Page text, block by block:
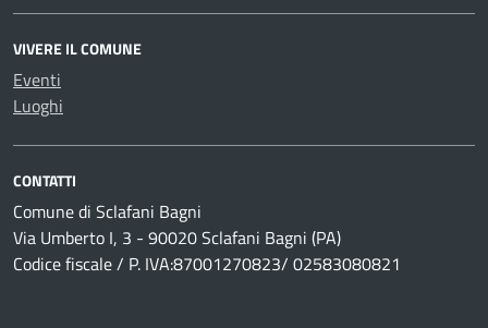
VIVERE IL COMUNE
Eventi
Luoghi
CONTATTI
Comune di Sclafani Bagni
Via Umberto I, 3 - 90020 Sclafani Bagni (PA)
Codice fiscale / P. IVA:87001270823/ 02583080821